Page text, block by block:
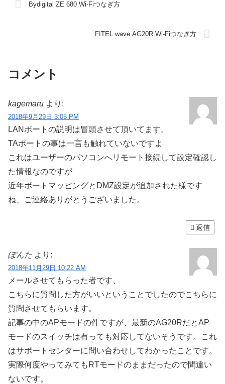
Bydigital ZE 680 Wi-Fiつなぎ方
FITEL wave AG20R Wi-Fiつなぎ方
コメント
kagemaru より:
2018年9月29日 3:05 PM
LANポートの説明は冒頭させて頂いてます。
TAポートの事は一言も触れていないですよ
これはユーザーのパソコンへリモート接続して設定確認し
た情報なのですが
近年ポートマッピングとDMZ設定が追加された様です
ね、ご連絡ありがとうございました。
返信
ぽんた より:
2018年11月29日 10:22 AM
メールさせてもらった者です、
こちらに質問した方がいいということでしたのでこちらに
質問させてもらいます。
記事の中のAPモードの件ですが、最新のAG20RだとAP
モードのスイッチは有っても対応してないそうです。これ
はサポートセンターに問い合わせしてわかったことです。
実際何度やってみてもRTモードのままだったので間違い
ないです。